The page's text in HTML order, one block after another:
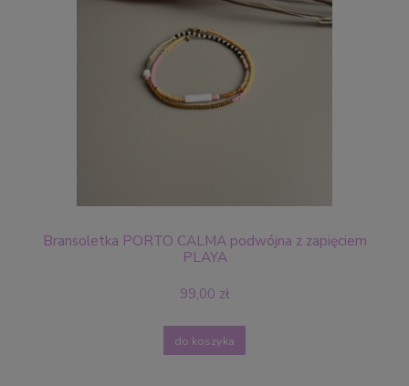
Bransoletka PORTO CALMA podwójna z zapięciem
PLAYA
99,00 zł
do koszyka